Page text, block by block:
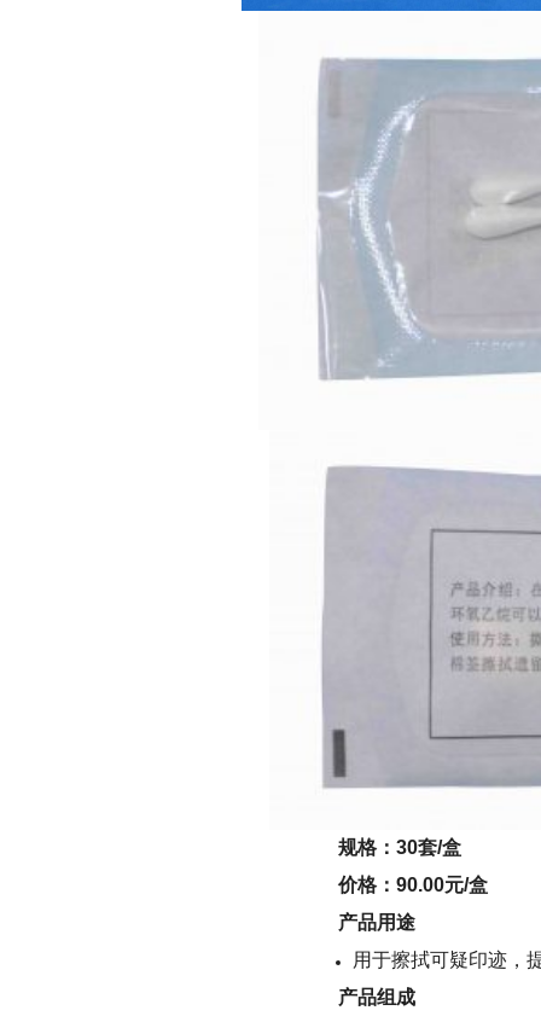
规格：30套/盒
价格：90.00元/盒
产品用途
用于擦拭可疑印迹，
产品组成